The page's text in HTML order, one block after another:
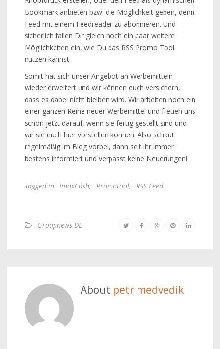
Bookmark anbieten bzw. die Möglichkeit geben, denn
Feed mit einem Feedreader zu abonnieren. Und
sicherlich fallen Dir gleich noch ein paar weitere
Möglichkeiten ein, wie Du das RSS Promo Tool
nutzen kannst.
Somit hat sich unser Angebot an Werbemitteln
wieder erweitert und wir können euch versichern,
dass es dabei nicht bleiben wird. Wir arbeiten noch ein
einer ganzen Reihe neuer Werbemittel und freuen uns
schon jetzt darauf, wenn sie fertig gestellt sind und
wir sie euch hier vorstellen können. Also schaut
regelmäßig im Blog vorbei, dann seit ihr immer
bestens informiert und verpasst keine Neuerungen!
Tagged in: ImaxCash, Promotool, RSS-Feed
Groupnews-DE
About petr medvedik